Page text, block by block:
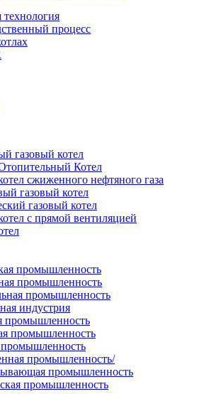
процесс
газовый котел
Котел
сжиженного нефтяного газа
газовый котел
газовый котел
с прямой вентиляцией
промышленность
промышленность
промышленность
индустрия
промышленность
промышленность
промышленность/
промышленность
промышленность